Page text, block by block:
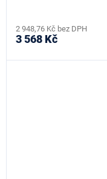
2 948,76 Kč bez DPH
3 568 Kč